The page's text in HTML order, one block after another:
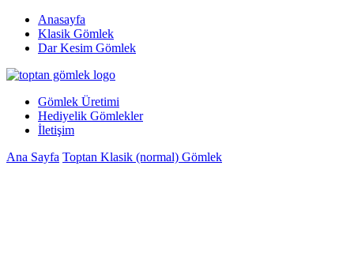
Anasayfa
Klasik Gömlek
Dar Kesim Gömlek
Gömlek Üretimi
Hediyelik Gömlekler
İletişim
Ana Sayfa Toptan Klasik (normal) Gömlek